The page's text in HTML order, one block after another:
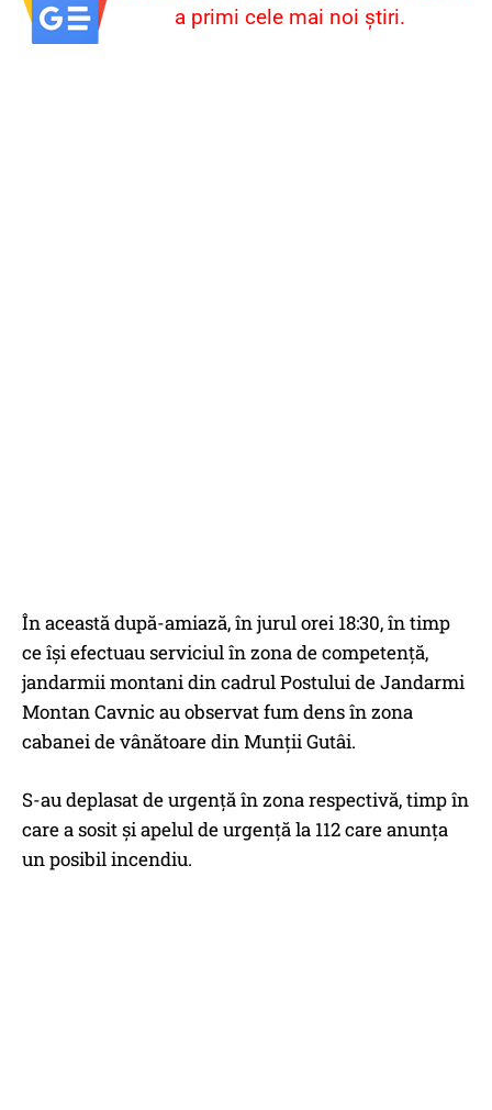
a primi cele mai noi știri.
În această după-amiază, în jurul orei 18:30, în timp
ce își efectuau serviciul în zona de competență,
jandarmii montani din cadrul Postului de Jandarmi
Montan Cavnic au observat fum dens în zona
cabanei de vânătoare din Munții Gutâi.
S-au deplasat de urgență în zona respectivă, timp în
care a sosit și apelul de urgență la 112 care anunța
un posibil incendiu.